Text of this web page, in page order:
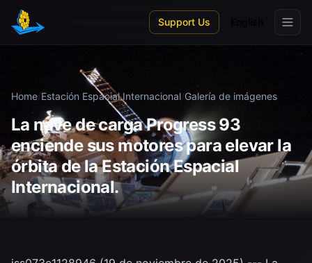
Skip to main content
Support Us
Home/Estación Espacial Internacional/Galería de imágenes
La nave de carga Progress 93
enciende sus motores para elevar la
órbita de la Estación Espacial
Internacional.